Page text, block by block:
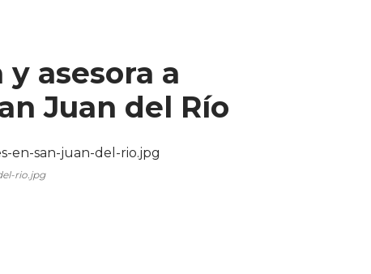
y asesora a
Juan del Río
rio.jpg